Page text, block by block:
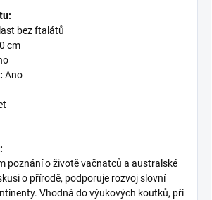
bez ftalátů
cm
Ano
poznání o životě vačnatců a australské
o přírodě, podporuje rozvoj slovní
Vhodná do výukových koutků, při